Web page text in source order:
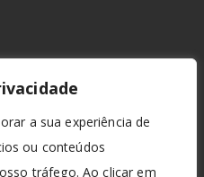
a sua experiência de
ou conteúdos
tráfego. Ao clicar em